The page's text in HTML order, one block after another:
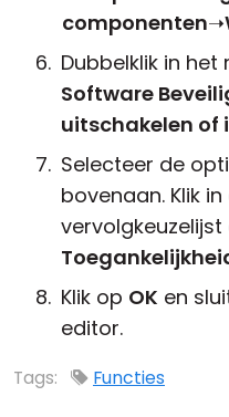
componenten➝
Dubbelklik in
Software
uitschakelen of
Selecteer de
bovenaan. Klik
Klik op OK en
editor.
Tags: Functies